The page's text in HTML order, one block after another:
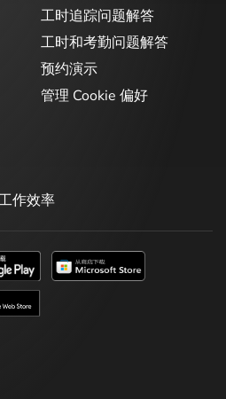
工时追踪问题解答
工时和考勤问题解答
预约演示
管理 Cookie 偏好
作效率